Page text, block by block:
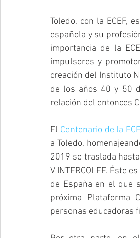
Toledo, con la ECEF,
española y su
importancia de la
impulsores y
creación del Instituto
de los años 40 y 50
relación del entonces
El Centenario de la
a Toledo,
2019 se traslada
V INTERCOLEF. Éste
de España en el que
próxima Plataforma
personas educadoras